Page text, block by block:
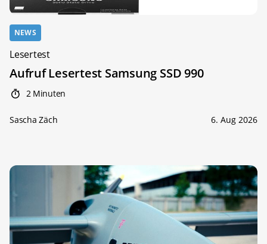
NEWS
Lesertest
Aufruf Lesertest Samsung SSD 990
2 Minuten
Sascha Zäch 6. Aug 2026